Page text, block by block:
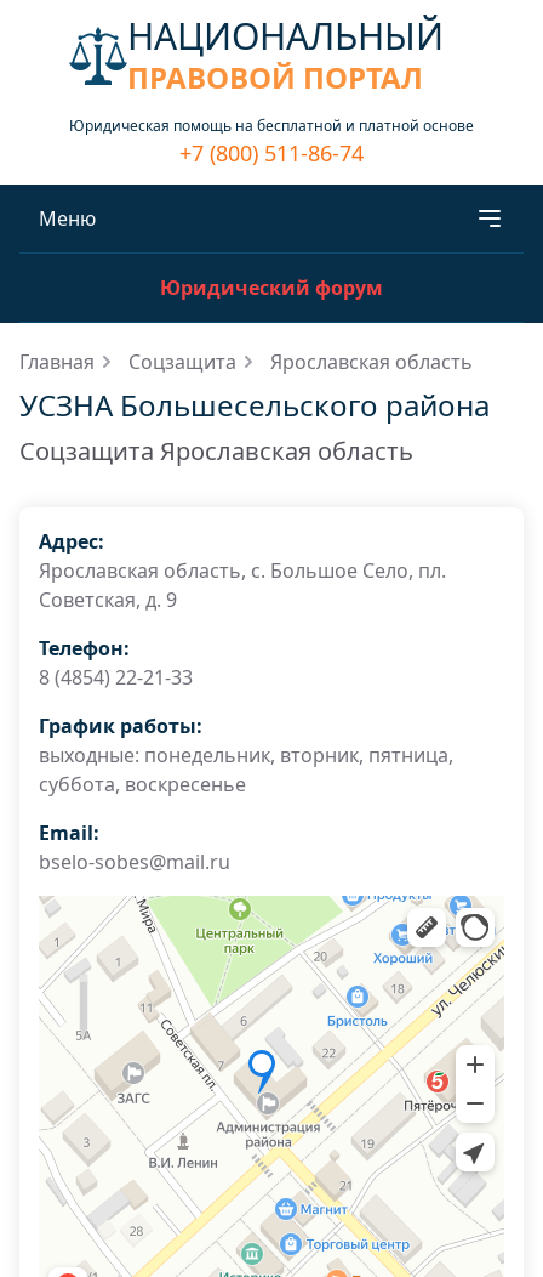
НАЦИОНАЛЬНЫЙ
ПРАВОВОЙ ПОРТАЛ
Юридическая помощь на бесплатной и платной основе
+7 (800) 511-86-74
Меню
Юридический форум
Главная Соцзащита Ярославская область
УСЗНА Большесельского района
Соцзащита Ярославская область
Адрес:
Ярославская область, с. Большое Село, пл.
Советская, д. 9
Телефон:
8 (4854) 22-21-33
График работы:
выходные: понедельник, вторник, пятница,
суббота, воскресенье
Email:
bselo-sobes@mail.ru